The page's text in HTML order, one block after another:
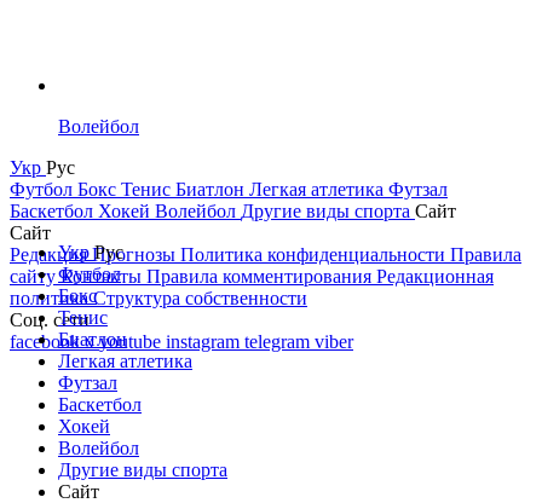
Волейбол
Укр Рус
Футбол Бокс Тенис Биатлон Легкая атлетика Футзал
Баскетбол Хокей Волейбол Другие виды спорта Сайт
Сайт
РедакцияПрогнозы Политика конфиденциальности Правила
сайтуКонтакты Правила комментирования Редакционная
политикаСтруктура собственности
Соц. сети
facebookxyoutube instagram telegram viber
УкрРус
Футбол
Бокс
Тенис
Биатлон
Легкая атлетика
Футзал
Баскетбол
Хокей
Волейбол
Другие виды спорта
Сайт